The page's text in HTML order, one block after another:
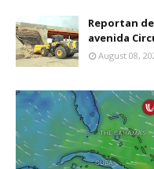
Reportan
avenida
August 08,